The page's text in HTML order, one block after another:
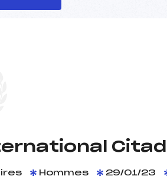
Hommes 29/01/23